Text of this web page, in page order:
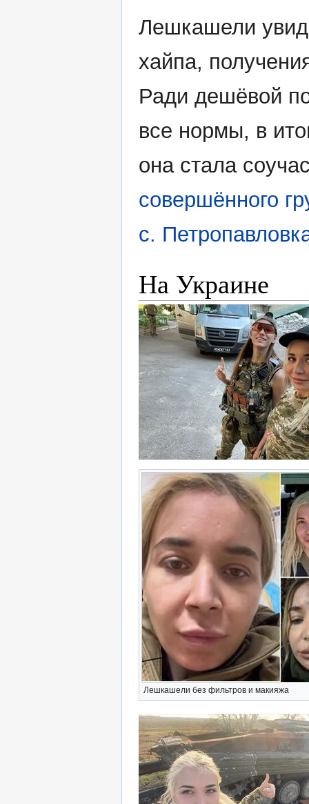
Лешкашели
хайпа,
Ради дешёвой
все нормы, в
она стала
совершённого
с.
На Украине
Лешкашели без фильтров и макияжа